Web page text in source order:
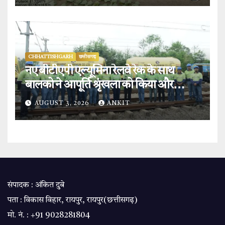
CHHATTISHGARH छत्तीसगढ़
नए बीटीएपी एल्यूमिना रेलवे रेक के साथ
बालको ने आपूर्ति श्रृंखला को किया और
मजबूत.
AUGUST 3, 2026 ANKIT
संपादक : अंकित दुबे
पता : विकास विहार, रायपुर, रायपुर(छत्तीसगढ़)
मो. नं. : +91 9028281804